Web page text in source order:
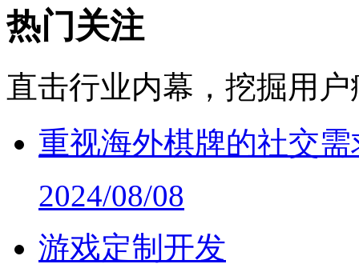
热门关注
直击行业内幕，挖掘用
重视海外棋牌的社交需
2024/08/08
游戏定制开发